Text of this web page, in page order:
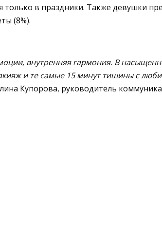
в праздники. Также девушки
(8%).
внутренняя гармония. В
и те самые 15 минут тишины с
Купорова, руководитель